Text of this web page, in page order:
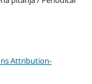
Attribution-